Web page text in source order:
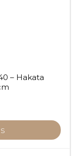
– Hakata